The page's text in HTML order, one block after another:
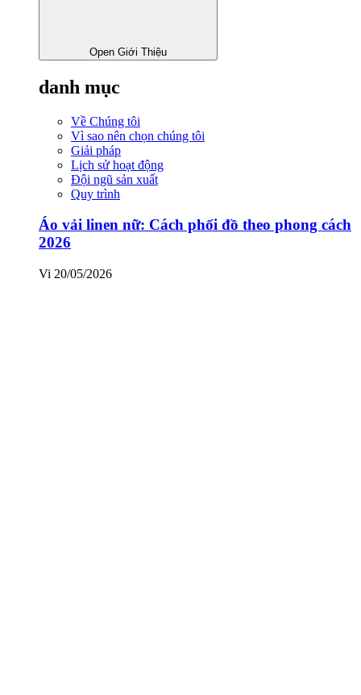
Open Giới Thiệu
danh mục
Về Chúng tôi
Vì sao nên chọn chúng tôi
Giải pháp
Lịch sử hoạt động
Đội ngũ sản xuất
Quy trình
Áo vải linen nữ: Cách phối đồ theo phong cách
2026
Vi 20/05/2026